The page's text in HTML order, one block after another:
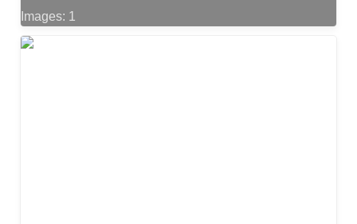
Images: 1